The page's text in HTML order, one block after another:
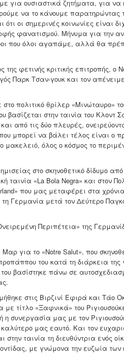
για ουσιαστικά ζητήματα, για
να το κάνουμε παρατηρώντας
οι σημερινές κοινωνίες είναι
φανατισμού. Μήνυμα για την
που όλοι αγαπάμε, αλλά θα
φετινής κριτικής επιτροπής, ο
Παρκ Τσαν-γουκ και τον
πολιτικό θρίλερ «Μινώταυρο»
βασίζεται στην ταινία του Κλοντ
από τις δύο πλευρές,
μπορεί να βάλει τέλος είναι ο
όλος ο κόσμος το
στο σκηνοθετικό δίδυμο
ταινία «La Bola Negra» και στον
που μας μεταφέρει στα
Γερμανία μετά τον Δεύτερο
Περιπέτεια» της
για το «Notre Salut», που
του κατά τη διάρκεια της
βασίστηκε πάνω σε
στις Βιρζινί Εφιρά και Τάο
τίτλο «Ξαφνικά» του
συνεργασία μας με τον
μας εαυτό. Και τον
ταινία τη διευθύντρια ενός
με γνώμονα την ευζωία των